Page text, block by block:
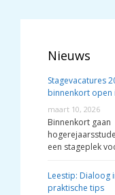
Nieuws
Stagevacatures
binnenkort open
maart 10, 2026
Binnenkort gaan
een stageplek
Leestip: Dialoog
praktische tips